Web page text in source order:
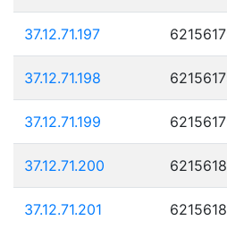
37.12.71.197
37.12.71.198
37.12.71.199
37.12.71.200
37.12.71.201